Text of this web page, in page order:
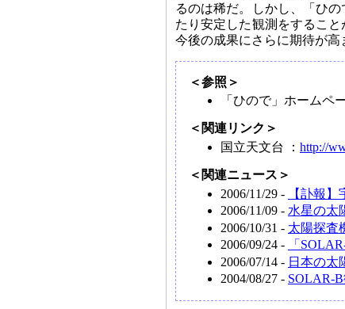
るのは稀だ。しかし、「ひ
たり安定した観測をするこ
今後の成果にさらに期待が高
＜参照＞
「ひので」ホームペ
＜関連リンク＞
国立天文台 ： http://
＜関連ニュース＞
2006/11/29 -
【訃報
2006/11/09 - 水星の太
2006/10/31 - 太陽探査
2006/09/24 -
「
2006/07/14 - 日本の太
2004/08/27 - SOLAR-